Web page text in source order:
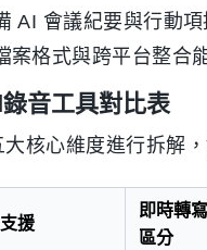
AI 會議紀要與行動項
案格式與跨平台整合
音工具對比表
核心維度進行拆解
援
即時轉
區分